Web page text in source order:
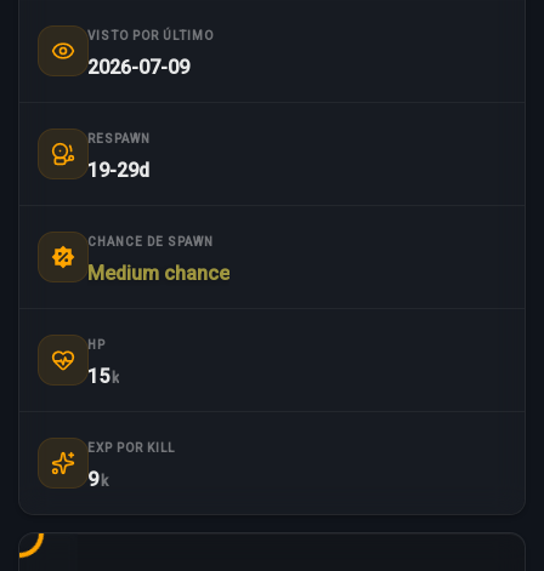
VISTO POR ÚLTIMO
2026-07-09
RESPAWN
19-29d
CHANCE DE SPAWN
Medium chance
HP
15 k
EXP POR KILL
9 k